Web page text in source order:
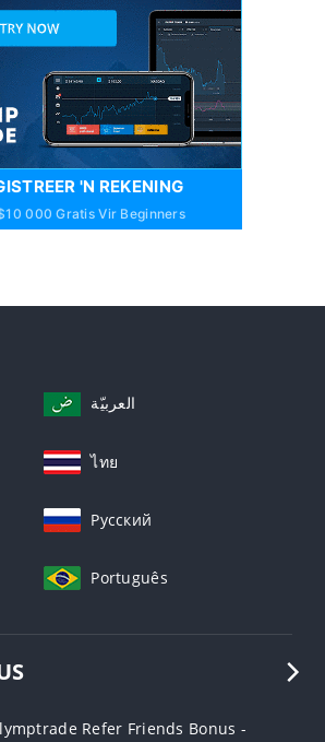
'N REKENING
000 Gratis Vir Beginners
العربيّة
ไทย
Русский
Português
Refer Friends Bonus -